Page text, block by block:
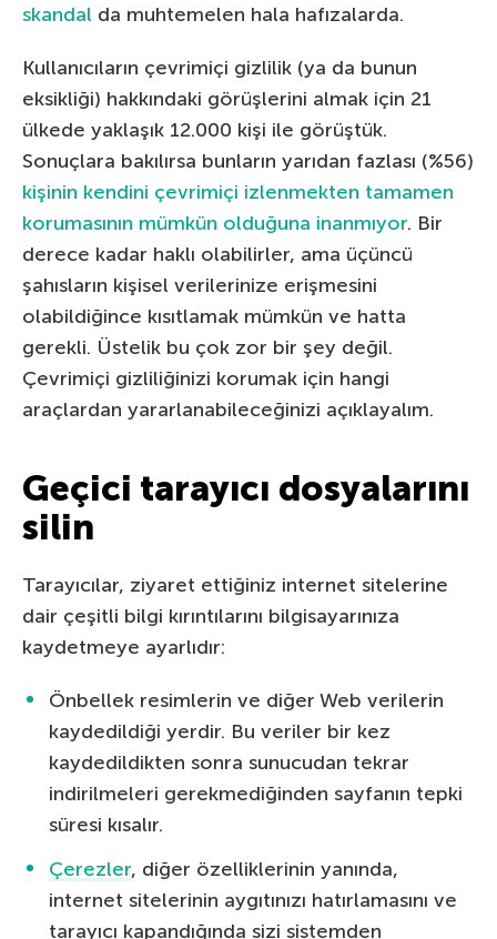
skandal da muhtemelen hala hafızalarda.
Kullanıcıların çevrimiçi gizlilik (ya da bunun
eksikliği) hakkındaki görüşlerini almak için 21
ülkede yaklaşık 12.000 kişi ile görüştük.
Sonuçlara bakılırsa bunların yarıdan fazlası (%56)
kişinin kendini çevrimiçi izlenmekten tamamen
korumasının mümkün olduğuna inanmıyor. Bir
derece kadar haklı olabilirler, ama üçüncü
şahısların kişisel verilerinize erişmesini
olabildiğince kısıtlamak mümkün ve hatta
gerekli. Üstelik bu çok zor bir şey değil.
Çevrimiçi gizliliğinizi korumak için hangi
araçlardan yararlanabileceğinizi açıklayalım.
Geçici tarayıcı dosyalarını
silin
Tarayıcılar, ziyaret ettiğiniz internet sitelerine
dair çeşitli bilgi kırıntılarını bilgisayarınıza
kaydetmeye ayarlıdır:
Önbellek resimlerin ve diğer Web verilerin
kaydedildiği yerdir. Bu veriler bir kez
kaydedildikten sonra sunucudan tekrar
indirilmeleri gerekmediğinden sayfanın tepki
süresi kısalır.
Çerezler, diğer özelliklerinin yanında,
internet sitelerinin aygıtınızı hatırlamasını ve
tarayıcı kapandığında sizi sistemden